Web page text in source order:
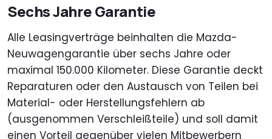
Sechs Jahre Garantie
Alle Leasingverträge beinhalten die Mazda-
Neuwagengarantie über sechs Jahre oder
maximal 150.000 Kilometer. Diese Garantie deckt
Reparaturen oder den Austausch von Teilen bei
Material- oder Herstellungsfehlern ab
(ausgenommen Verschleißteile) und soll damit
einen Vorteil gegenüber vielen Mitbewerbern